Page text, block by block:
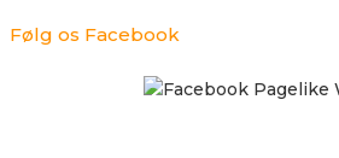
Følg os Facebook